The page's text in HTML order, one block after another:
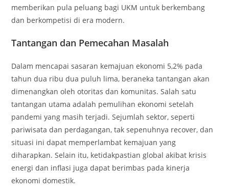
memberikan pula peluang bagi UKM untuk berkembang
dan berkompetisi di era modern.
Tantangan dan Pemecahan Masalah
Dalam mencapai sasaran kemajuan ekonomi 5,2% pada
tahun dua ribu dua puluh lima, beraneka tantangan akan
dimenangkan oleh otoritas dan komunitas. Salah satu
tantangan utama adalah pemulihan ekonomi setelah
pandemi yang masih terjadi. Sejumlah sektor, seperti
pariwisata dan perdagangan, tak sepenuhnya recover, dan
situasi ini dapat memperlambat kemajuan yang
diharapkan. Selain itu, ketidakpastian global akibat krisis
energi dan inflasi juga dapat berimbas pada kinerja
ekonomi domestik.